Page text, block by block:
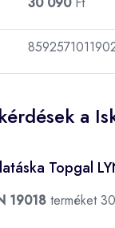
a
Topgal
19018 terméket